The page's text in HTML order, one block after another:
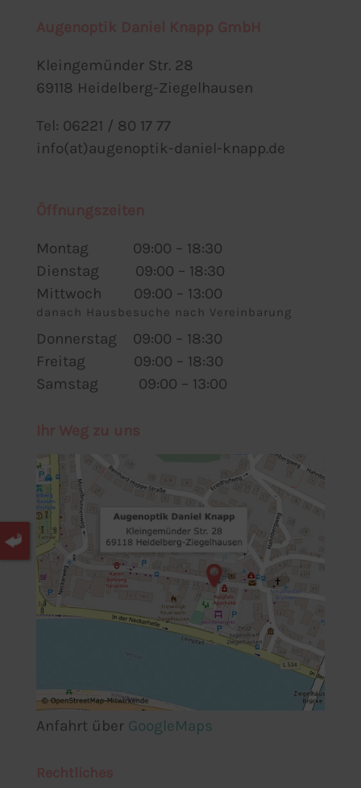
Kleingemünder Str. 28
69118 Heidelberg-Ziegelhausen
Tel: 06221 / 80 17 77
info(at)augenoptik-daniel-knapp.de
Montag 09:00 – 18:30
Dienstag 09:00 – 18:30
Mittwoch 09:00 – 13:00
danach Hausbesuche nach Vereinbarung
Donnerstag 09:00 – 18:30
Freitag 09:00 – 18:30
Samstag 09:00 – 13:00
Anfahrt über GoogleMaps